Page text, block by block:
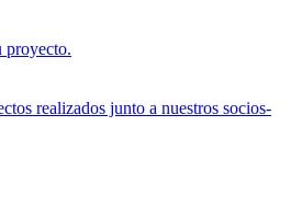
proyecto.
realizados junto a nuestros socios-